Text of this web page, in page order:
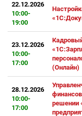
22.12.2026
10:00-
19:00
23.12.2026
10:00-
17:00
(Онлайн)
28.12.2026
10:00-
17:00
решении